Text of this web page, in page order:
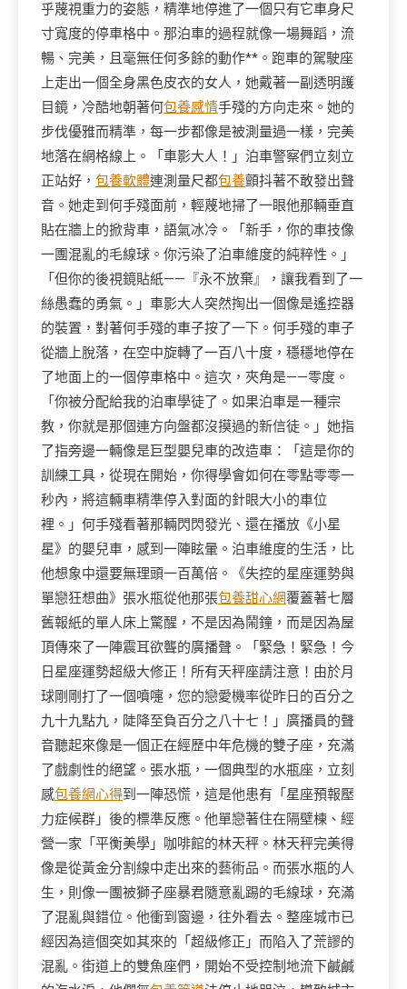
乎蔑視重力的姿態，精準地停進了一個只有它車身尺
寸寬度的停車格中。那泊車的過程就像一場舞蹈，流
暢、完美，且毫無任何多餘的動作**。跑車的駕駛座
上走出一個全身黑色皮衣的女人，她戴著一副透明護
目鏡，冷酷地朝著何包養感情手殘的方向走來。她的
步伐優雅而精準，每一步都像是被測量過一樣，完美
地落在網格線上。「車影大人！」泊車警察們立刻立
正站好， 包養軟體連測量尺都包養顫抖著不敢發出聲
音。她走到何手殘面前，輕蔑地掃了一眼他那輛垂直
貼在牆上的掀背車，語氣冰冷。「新手，你的車技像
一團混亂的毛線球。你污染了泊車維度的純粹性。」
「但你的後視鏡貼紙——『永不放棄』，讓我看到了一
絲愚蠢的勇氣。」車影大人突然掏出一個像是遙控器
的裝置，對著何手殘的車子按了一下。何手殘的車子
從牆上脫落，在空中旋轉了一百八十度，穩穩地停在
了地面上的一個停車格中。這次，夾角是——零度。
「你被分配給我的泊車學徒了。如果泊車是一種宗
教，你就是那個連方向盤都沒摸過的新信徒。」她指
了指旁邊一輛像是巨型嬰兒車的改造車：「這是你的
訓練工具，從現在開始，你得學會如何在零點零零一
秒內，將這輛車精準停入對面的針眼大小的車位
裡。」何手殘看著那輛閃閃發光、還在播放《小星
星》的嬰兒車，感到一陣眩暈。泊車維度的生活，比
他想象中還要無理頭一百萬倍。《失控的星座運勢與
單戀狂想曲》張水瓶從他那張包養甜心網覆蓋著七層
舊報紙的單人床上驚醒，不是因為鬧鐘，而是因為屋
頂傳來了一陣震耳欲聾的廣播聲。「緊急！緊急！今
日星座運勢超級大修正！所有天秤座請注意！由於月
球剛剛打了一個噴嚏，您的戀愛機率從昨日的百分之
九十九點九，陡降至負百分之八十七！」廣播員的聲
音聽起來像是一個正在經歷中年危機的雙子座，充滿
了戲劇性的絕望。張水瓶，一個典型的水瓶座，立刻
感包養網心得到一陣恐慌，這是他患有「星座預報壓
力症候群」後的標準反應。他單戀著住在隔壁棟、經
營一家「平衡美學」咖啡館的林天秤。林天秤完美得
像是從黃金分割線中走出來的藝術品。而張水瓶的人
生，則像一團被獅子座暴君隨意亂踢的毛線球，充滿
了混亂與錯位。他衝到窗邊，往外看去。整座城市已
經因為這個突如其來的「超級修正」而陷入了荒謬的
混亂。街道上的雙魚座們，開始不受控制地流下鹹鹹